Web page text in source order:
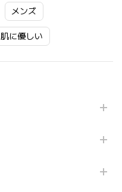
メンズ
肌に優しい